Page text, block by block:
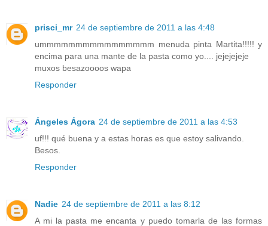
prisci_mr 24 de septiembre de 2011 a las 4:48
ummmmmmmmmmmmmmmm menuda pinta Martita!!!!! y
encima para una mante de la pasta como yo.... jejejejeje
muxos besazoooos wapa
Responder
Ángeles Ágora 24 de septiembre de 2011 a las 4:53
uf!!! qué buena y a estas horas es que estoy salivando.
Besos.
Responder
Nadie 24 de septiembre de 2011 a las 8:12
A mi la pasta me encanta y puedo tomarla de las formas